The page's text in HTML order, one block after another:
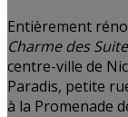
Entièrement
Charme des
centre-ville de
Paradis, petite
à la Promenade